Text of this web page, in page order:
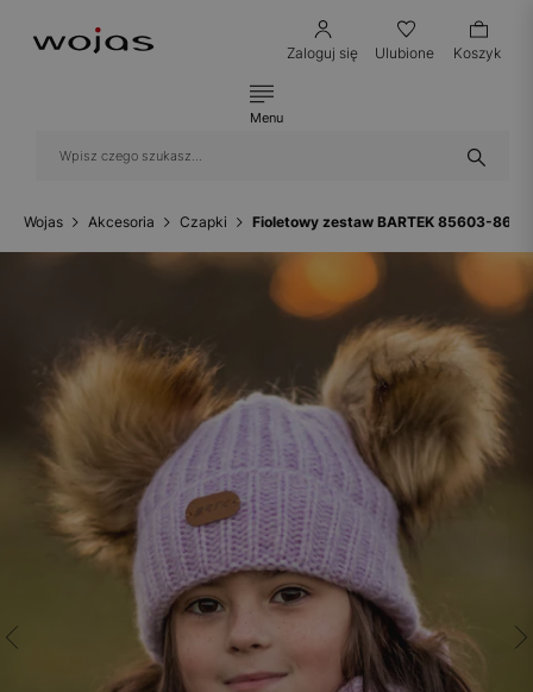
Zaloguj się Ulubione Koszyk
Menu
Wojas Akcesoria Czapki Fioletowy zestaw BARTEK 85603-86 z